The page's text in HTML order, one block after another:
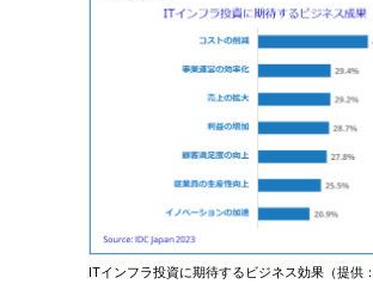
ITインフラ投資に期待するビジネス効果（提供：